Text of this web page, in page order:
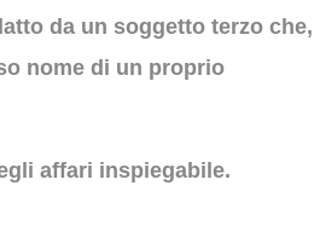
da un soggetto terzo che,
nome di un proprio
affari inspiegabile.